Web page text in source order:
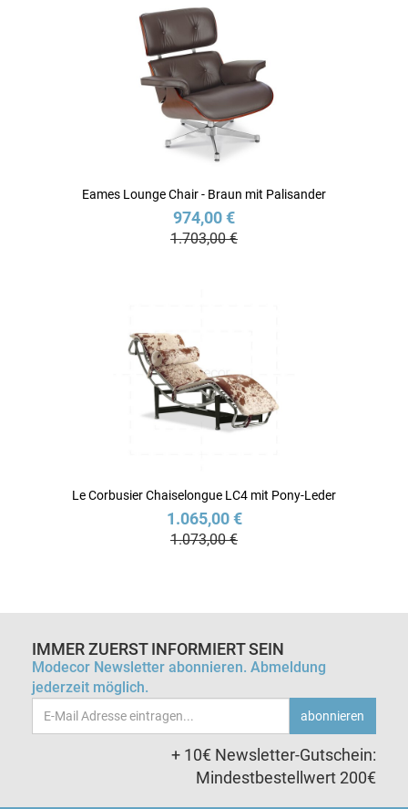
Eames Lounge Chair - Braun mit Palisander
974,00 €
1.703,00 €
Le Corbusier Chaiselongue LC4 mit Pony-Leder
1.065,00 €
1.073,00 €
IMMER ZUERST INFORMIERT SEIN
Modecor Newsletter abonnieren. Abmeldung
jederzeit möglich.
Email-
Adresse
abonnieren
+ 10€ Newsletter-Gutschein:
Mindestbestellwert 200€